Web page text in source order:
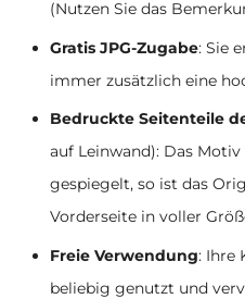
(Nutzen Sie das
Gratis JPG-Zugabe: Sie
immer zusätzlich eine
Bedruckte Seitenteile
auf Leinwand): Das
gespiegelt, so ist das
Vorderseite in voller
Freie Verwendung: Ihre
beliebig genutzt und